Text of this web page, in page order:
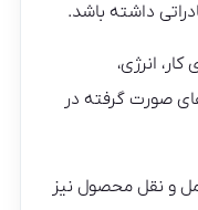
داشته باشد.
انرژی،
صورت گرفته در
و نقل محصول نیز